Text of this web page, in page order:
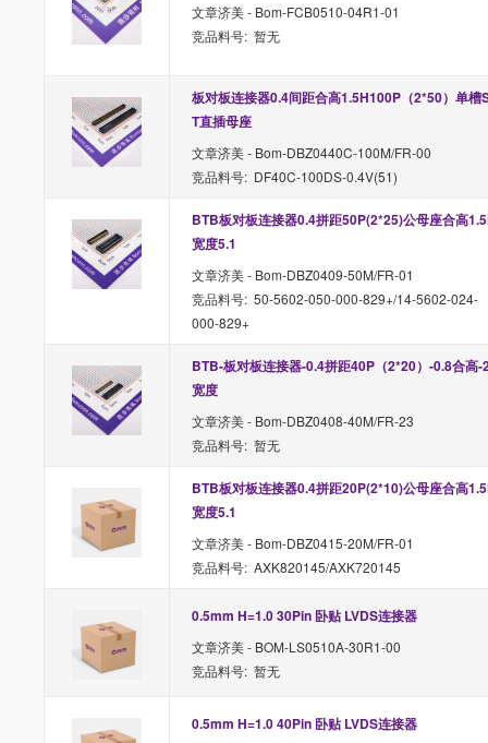
文章济美 - Bom-FCB0510-04R1-01
竞品料号: 暂无
板对板连接器0.4间距合高1.5H100P（2*50）单槽
T直插母座
文章济美 - Bom-DBZ0440C-100M/FR-00
竞品料号: DF40C-100DS-0.4V(51)
BTB板对板连接器0.4拼距50P(2*25)公母座合高
宽度5.1
文章济美 - Bom-DBZ0409-50M/FR-01
竞品料号: 50-5602-050-000-829+/14-5602-024-
000-829+
BTB-板对板连接器-0.4拼距40P（2*20）-0.8合高-
宽度
文章济美 - Bom-DBZ0408-40M/FR-23
竞品料号: 暂无
BTB板对板连接器0.4拼距20P(2*10)公母座合高
宽度5.1
文章济美 - Bom-DBZ0415-20M/FR-01
竞品料号: AXK820145/AXK720145
0.5mm H=1.0 30Pin 卧贴 LVDS连接器
文章济美 - BOM-LS0510A-30R1-00
竞品料号: 暂无
0.5mm H=1.0 40Pin 卧贴 LVDS连接器